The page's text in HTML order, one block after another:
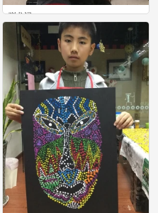
驯龙记
0